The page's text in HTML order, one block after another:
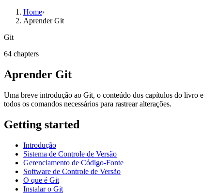
Home›
Aprender Git
Git
64 chapters
Aprender Git
Uma breve introdução ao Git, o conteúdo dos capítulos do livro e
todos os comandos necessários para rastrear alterações.
Getting started
Introdução
Sistema de Controle de Versão
Gerenciamento de Código-Fonte
Software de Controle de Versão
O que é Git
Instalar o Git